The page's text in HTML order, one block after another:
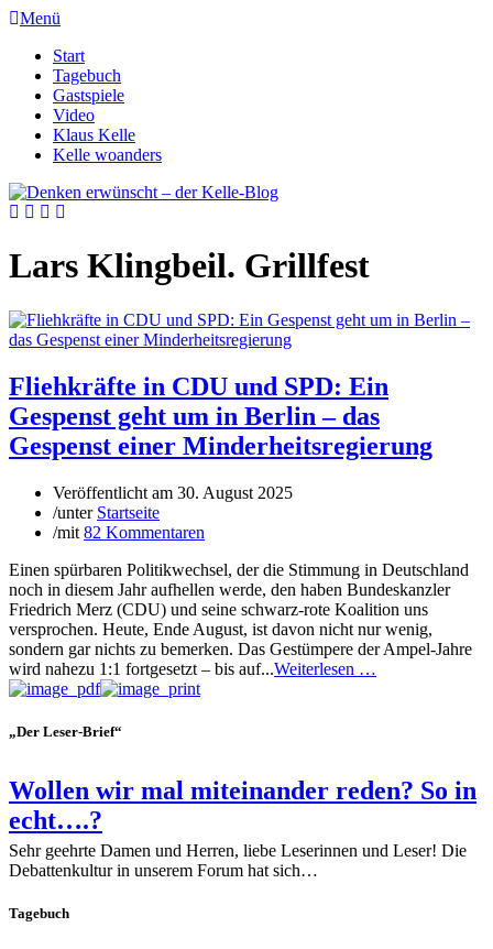
Menü
Start
Tagebuch
Gastspiele
Video
Klaus Kelle
Kelle woanders
Lars Klingbeil. Grillfest
Fliehkräfte in CDU und SPD: Ein
Gespenst geht um in Berlin – das
Gespenst einer Minderheitsregierung
Veröffentlicht am 30. August 2025
/unter Startseite
/mit 82 Kommentaren
Einen spürbaren Politikwechsel, der die Stimmung in Deutschland
noch in diesem Jahr aufhellen werde, den haben Bundeskanzler
Friedrich Merz (CDU) und seine schwarz-rote Koalition uns
versprochen. Heute, Ende August, ist davon nicht nur wenig,
sondern gar nichts zu bemerken. Das Gestümpere der Ampel-Jahre
wird nahezu 1:1 fortgesetzt – bis auf...Weiterlesen …
„Der Leser-Brief“
Wollen wir mal miteinander reden? So in
echt….?
Sehr geehrte Damen und Herren, liebe Leserinnen und Leser! Die
Debattenkultur in unserem Forum hat sich…
Tagebuch